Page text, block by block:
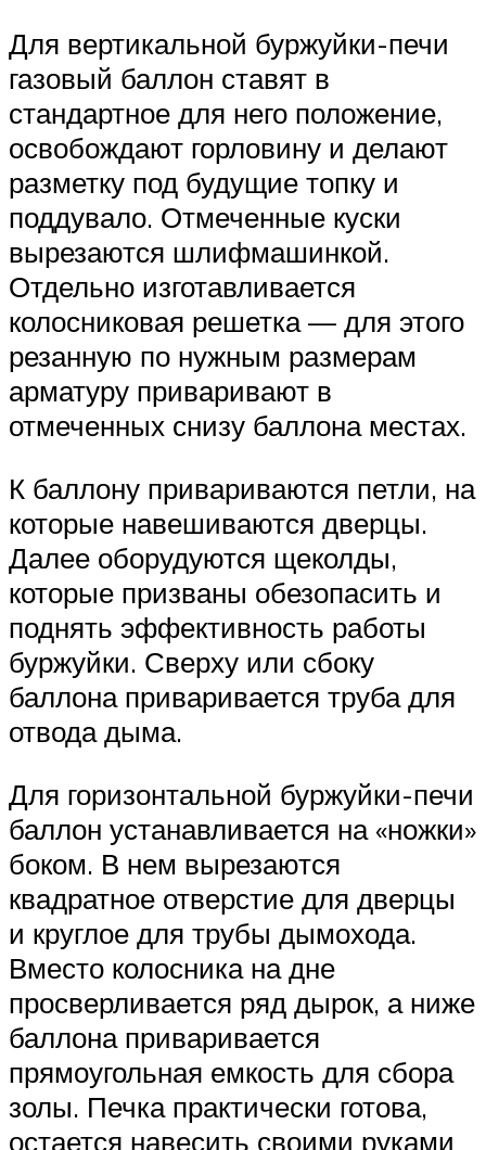
Для вертикальной буржуйки-печи
газовый баллон ставят в
стандартное для него положение,
освобождают горловину и делают
разметку под будущие топку и
поддувало. Отмеченные куски
вырезаются шлифмашинкой.
Отдельно изготавливается
колосниковая решетка — для этого
резанную по нужным размерам
арматуру приваривают в
отмеченных снизу баллона местах.
К баллону привариваются петли, на
которые навешиваются дверцы.
Далее оборудуются щеколды,
которые призваны обезопасить и
поднять эффективность работы
буржуйки. Сверху или сбоку
баллона приваривается труба для
отвода дыма.
Для горизонтальной буржуйки-печи
баллон устанавливается на «ножки»
боком. В нем вырезаются
квадратное отверстие для дверцы
и круглое для трубы дымохода.
Вместо колосника на дне
просверливается ряд дырок, а ниже
баллона приваривается
прямоугольная емкость для сбора
золы. Печка практически готова,
остается навесить своими руками